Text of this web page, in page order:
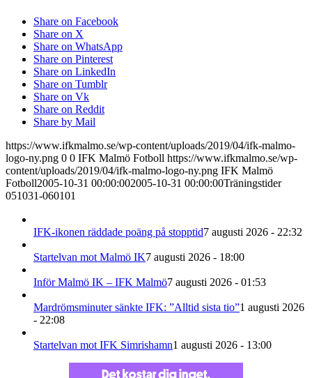
Share on Facebook
Share on X
Share on WhatsApp
Share on Pinterest
Share on LinkedIn
Share on Tumblr
Share on Vk
Share on Reddit
Share by Mail
https://www.ifkmalmo.se/wp-content/uploads/2019/04/ifk-malmo-
logo-ny.png 0 0 IFK Malmö Fotboll https://www.ifkmalmo.se/wp-
content/uploads/2019/04/ifk-malmo-logo-ny.png IFK Malmö
Fotboll2005-10-31 00:00:002005-10-31 00:00:00Träningstider
051031-060101
IFK-ikonen räddade poäng på stopptid7 augusti 2026 - 22:32
Startelvan mot Malmö IK7 augusti 2026 - 18:00
Inför Malmö IK – IFK Malmö7 augusti 2026 - 01:53
Mardrömsminuter sänkte IFK: ”Alltid sista tio”1 augusti 2026
- 22:08
Startelvan mot IFK Simrishamn1 augusti 2026 - 13:00